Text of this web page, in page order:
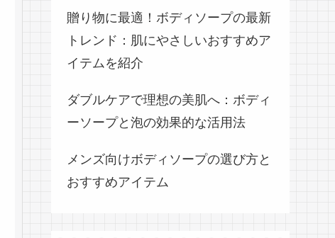
贈り物に最適！ボディソープの最新
トレンド：肌にやさしいおすすめア
イテムを紹介
ダブルケアで理想の美肌へ：ボディ
ーソープと泡の効果的な活用法
メンズ向けボディソープの選び方と
おすすめアイテム